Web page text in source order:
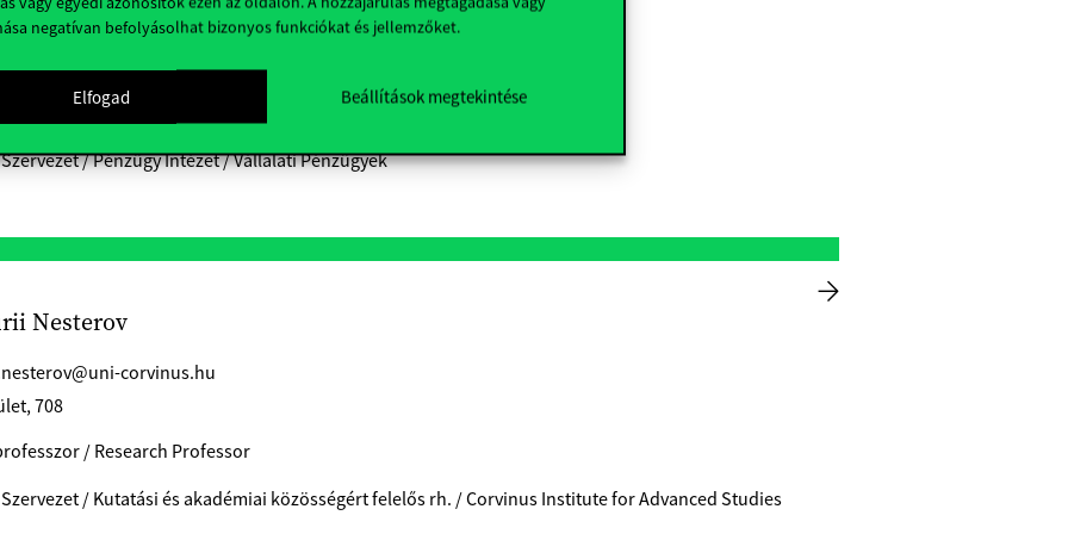
negatívan befolyásolhat bizonyos funkciókat és jellemzőket.
Elfogad Beállítások megtekintése
corvinus.hu
Adjunktus / Assistant Professor
/ Pénzügy Intézet / Vállalati Pénzügyek
Nesterov
corvinus.hu
708
/ Research Professor
/ Kutatási és akadémiai közösségért felelős rh. / Corvinus Institute for Advanced Studies